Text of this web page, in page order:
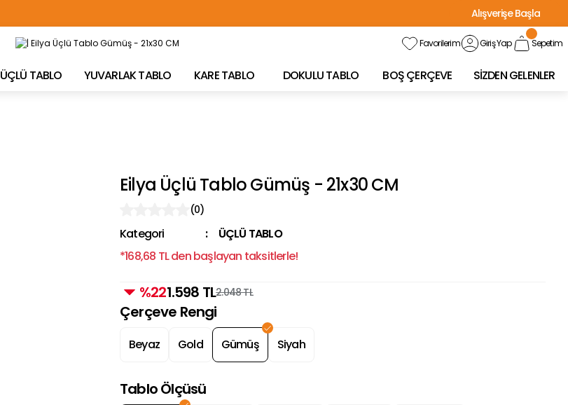
Alışverişe Başla
TÜRKİYE'NİN HER YERİNE ÜCRETSİZ KARGO!
Favorilerim Giriş Yap Sepetim
ÜÇLÜ TABLO YUVARLAK TABLO KARE TABLO DOKULU TABLO BOŞ ÇERÇEVE SİZDEN GELENLER
Eilya Üçlü Tablo Gümüş - 21x30 CM
(0)
Kategori
ÜÇLÜ TABLO
*168,68 TL den başlayan taksitlerle!
%221.598 TL2.048 TL
Çerçeve Rengi
Beyaz Gold Gümüş Siyah
Tablo Ölçüsü